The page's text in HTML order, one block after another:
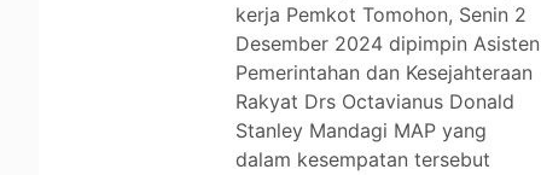
kerja Pemkot Tomohon, Senin 2
Desember 2024 dipimpin Asisten
Pemerintahan dan Kesejahteraan
Rakyat Drs Octavianus Donald
Stanley Mandagi MAP yang
dalam kesempatan tersebut